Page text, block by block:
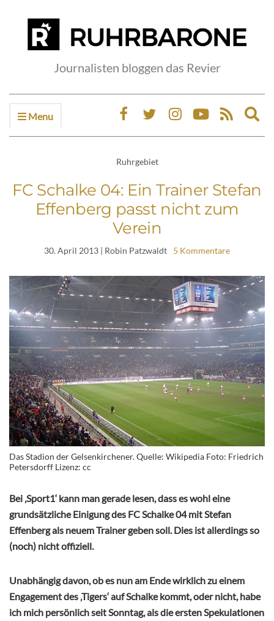
Journalisten bloggen das Revier
Menu
Ruhrgebiet
FC Schalke 04: Ein Trainer Stefan
Effenberg passt nicht zum
Verein
30. April 2013 | Robin Patzwaldt 5 Kommentare
Das Stadion der Gelsenkirchener. Quelle: Wikipedia Foto: Friedrich
Petersdorff Lizenz: cc
Bei ‚Sport1‘ kann man gerade lesen, dass es wohl eine
grundsätzliche Einigung des FC Schalke 04 mit Stefan
Effenberg als neuem Trainer geben soll. Dies ist allerdings so
(noch) nicht offiziell.
Unabhängig davon, ob es nun am Ende wirklich zu einem
Engagement des ‚Tigers‘ auf Schalke kommt, oder nicht, habe
ich mich persönlich seit Sonntag, als die ersten Spekulationen